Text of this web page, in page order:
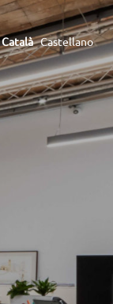
Català Castellano